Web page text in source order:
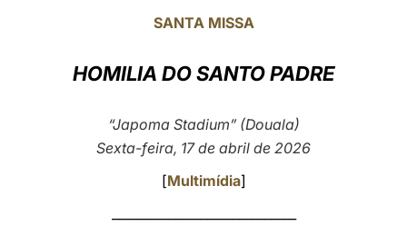
SANTA MISSA
HOMILIA DO SANTO PADRE
“Japoma Stadium” (Douala)
Sexta-feira, 17 de abril de 2026
[Multimídia]